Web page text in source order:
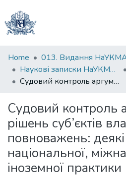
Communities
&
Collections
Statistics
Home
013. Видання
Наукові записки НаУКМА. Юридичні науки
Судовий контроль аргументації рішень суб’єктів владних повноважень: деякі стандарти національної, міжнародної та іноземної практики
Судовий контроль
рішень суб’єктів
повноважень:
національної,
іноземної практики